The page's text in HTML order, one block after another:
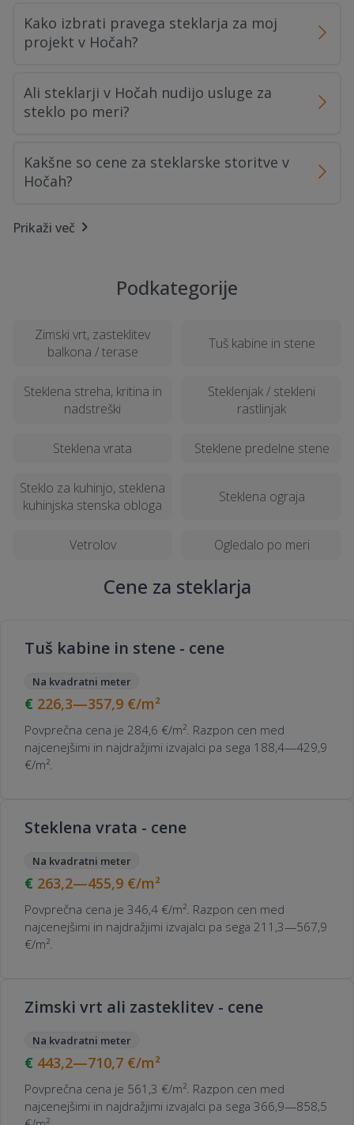
Kako izbrati pravega steklarja za moj
projekt v Hočah?
Ali steklarji v Hočah nudijo usluge za
steklo po meri?
Kakšne so cene za steklarske storitve v
Hočah?
Ali steklarji v Hočah ponujajo nujne
Kakšna so priporočila za vzdrževanje
domove v Hočah?
Kako dolgo traja postopek montaže večjih
steklenih površin v Hočah?
Ali je mogoče naročiti steklo z UV zaščito
Kako ločiti med kakovostnimi in manj
kakovostnimi steklenimi izdelki pri
Prikaži več
Podkategorije
Zimski vrt, zasteklitev
balkona / terase
Tuš kabine in stene
Steklena streha, kritina in
nadstreški
Steklenjak / stekleni
rastlinjak
Steklena vrata Steklene predelne stene
Steklo za kuhinjo, steklena
kuhinjska stenska obloga
Steklena ograja
Vetrolov Ogledalo po meri
Cene za steklarja
Tuš kabine in stene - cene
Na kvadratni meter
226,3—357,9 €/m²
Povprečna cena je 284,6 €/m². Razpon cen med
najcenejšimi in najdražjimi izvajalci pa sega 188,4—429,9
€/m².
Steklena vrata - cene
Na kvadratni meter
263,2—455,9 €/m²
Povprečna cena je 346,4 €/m². Razpon cen med
najcenejšimi in najdražjimi izvajalci pa sega 211,3—567,9
€/m².
Zimski vrt ali zasteklitev - cene
Na kvadratni meter
443,2—710,7 €/m²
Povprečna cena je 561,3 €/m². Razpon cen med
najcenejšimi in najdražjimi izvajalci pa sega 366,9—858,5